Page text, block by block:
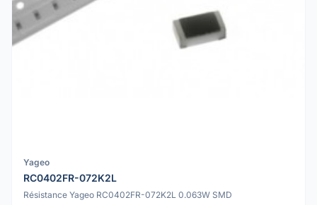
Yageo
RC0402FR-072K2L
Résistance Yageo RC0402FR-072K2L 0.063W SMD